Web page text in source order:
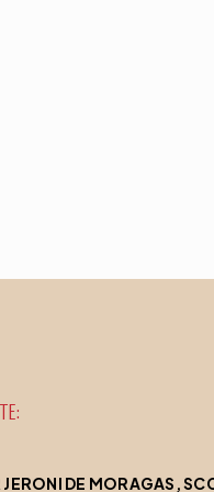
JERONI DE MORAGAS,